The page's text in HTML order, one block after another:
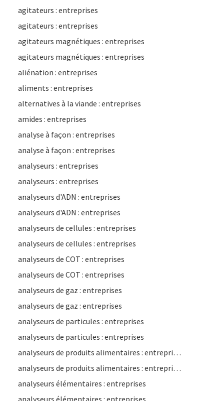
agitateurs : entreprises
agitateurs : entreprises
agitateurs magnétiques : entreprises
agitateurs magnétiques : entreprises
aliénation : entreprises
aliments : entreprises
alternatives à la viande : entreprises
amides : entreprises
analyse à façon : entreprises
analyse à façon : entreprises
analyseurs : entreprises
analyseurs : entreprises
analyseurs d'ADN : entreprises
analyseurs d'ADN : entreprises
analyseurs de cellules : entreprises
analyseurs de cellules : entreprises
analyseurs de COT : entreprises
analyseurs de COT : entreprises
analyseurs de gaz : entreprises
analyseurs de gaz : entreprises
analyseurs de particules : entreprises
analyseurs de particules : entreprises
analyseurs de produits alimentaires : entreprises
analyseurs de produits alimentaires : entreprises
analyseurs élémentaires : entreprises
analyseurs élémentaires : entreprises